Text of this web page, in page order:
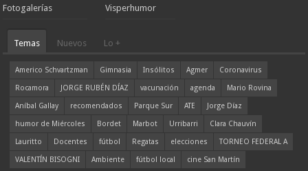
Fotogalerías Visperhumor
Temas Nuevos Lo +
Americo Schvartzman Gimnasia Insólitos Agmer
Coronavirus
Rocamora
JORGE RUBÉN DÍAZ vacunación agenda
Mario Rovina
Aníbal Gallay
recomendados Parque Sur ATE
Jorge Díaz
humor de Miércoles
Bordet Marbot Urribarri
Clara Chauvín
Lauritto
Docentes fútbol Regatas elecciones
TORNEO FEDERAL A
VALENTÍN BISOGNI
Ambiente fútbol local cine San Martín